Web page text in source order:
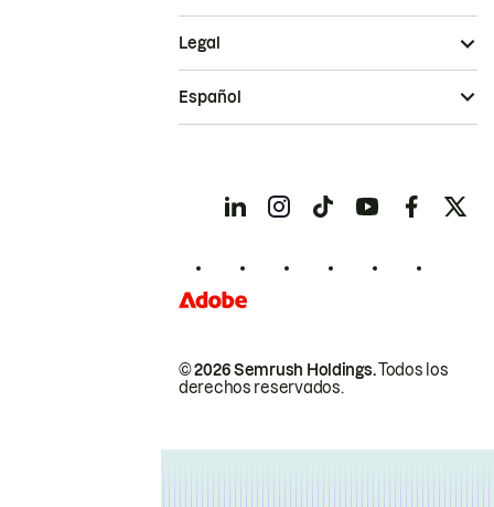
© 2026 Semrush Holdings.Todos los
derechos reservados.
Legal
Español